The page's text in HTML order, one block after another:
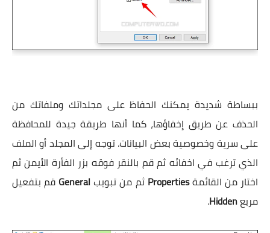
ببساطة شديدة يمكنك الحفاظ على مجلداتك وملفاتك من
الحذف عن طريق إخفاؤها، كما أنها طريقة جيدة للمحافظة
على سرية وخصوصية بعض البيانات. توجه إلى المجلد أو الملف
الذي ترغب في اخفائه ثم قم بالنقر فوقه بزر الفأرة الأيمن ثم
اختار من القائمةProperties ثم من تبويبGeneral قم بتفعيل
مربعHidden
.